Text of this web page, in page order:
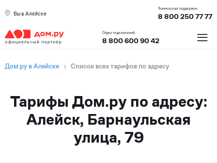
Вы в Алейске
Техническая поддержка:
8 800 250 77 77
Отдел подключений:
8 800 600 90 42 ≡
Дом.ру в Алейске › Список всех тарифов по адресу
Тарифы Дом.ру по адресу:
Алейск, Барнаульская
улица, 79